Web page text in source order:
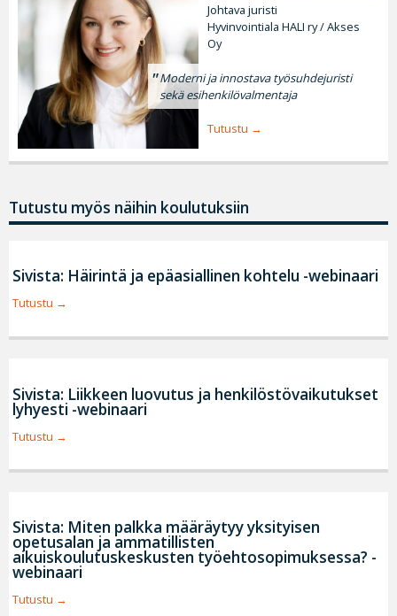
Johtava juristi
Hyvinvointiala HALI ry / Akses
Oy
Moderni ja innostava työsuhdejuristi
sekä esihenkilövalmentaja
Tutustu
Tutustu myös näihin koulutuksiin
Sivista: Häirintä ja epäasiallinen kohtelu -webinaari
Tutustu
Sivista: Liikkeen luovutus ja henkilöstövaikutukset
lyhyesti -webinaari
Tutustu
Sivista: Miten palkka määräytyy yksityisen
opetusalan ja ammatillisten
aikuiskoulutuskeskusten työehtosopimuksessa? -
webinaari
Tutustu